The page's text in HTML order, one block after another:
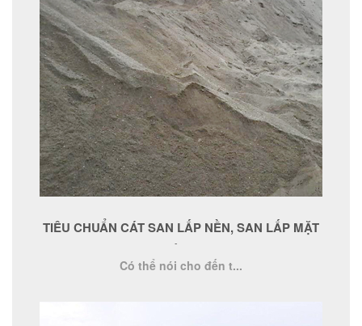
TIÊU CHUẨN CÁT SAN LẤP NỀN, SAN LẤP MẶT
Có thể nói cho đến t...